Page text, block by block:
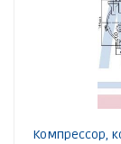
Компрессор,